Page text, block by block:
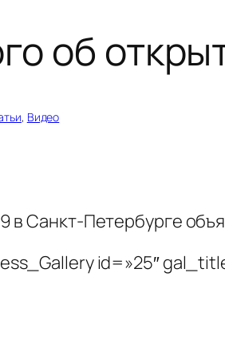
об
, Видео
в Санкт-Петербурге
id=»25″